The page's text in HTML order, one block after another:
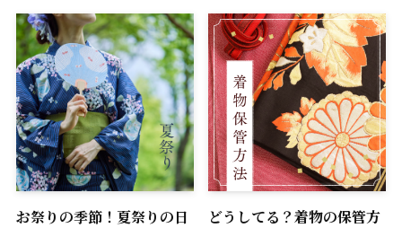
お祭りの季節！夏祭りの日
どうしてる？着物の保管方